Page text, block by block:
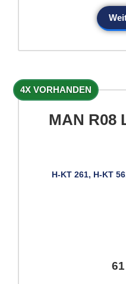
4X VORHANDEN
MAN R08
H-KT 261, H-KT